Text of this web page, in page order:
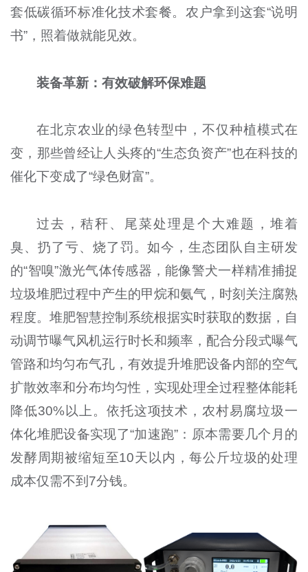
套低碳循环标准化技术套餐。农户拿到这套“说明
书”，照着做就能见效。
装备革新：有效破解环保难题
在北京农业的绿色转型中，不仅种植模式在
变，那些曾经让人头疼的“生态负资产”也在科技的
催化下变成了“绿色财富”。
过去，秸秆、尾菜处理是个大难题，堆着
臭、扔了亏、烧了罚。如今，生态团队自主研发
的“智嗅”激光气体传感器，能像警犬一样精准捕捉
垃圾堆肥过程中产生的甲烷和氨气，时刻关注腐熟
程度。堆肥智慧控制系统根据实时获取的数据，自
动调节曝气风机运行时长和频率，配合分段式曝气
管路和均匀布气孔，有效提升堆肥设备内部的空气
扩散效率和分布均匀性，实现处理全过程整体能耗
降低30%以上。依托这项技术，农村易腐垃圾一
体化堆肥设备实现了“加速跑”：原本需要几个月的
发酵周期被缩短至10天以内，每公斤垃圾的处理
成本仅需不到7分钱。